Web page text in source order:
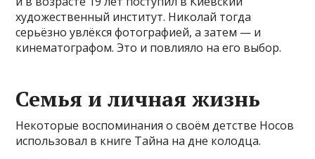
художественный институт. Николай тогда
серьёзно увлёкся фотографией, а затем — и
кинематографом. Это и повлияло на его выбор.
Семья и личная жизнь
Некоторые воспоминания о своём детстве Носов
использовал в книге Тайна на дне колодца.